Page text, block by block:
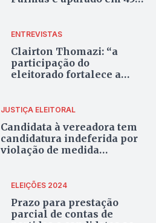
ENTREVISTAS
Clairton Thomazi: “a
participação do
eleitorado fortalece a
JUSTIÇA ELEITORAL
Candidata à vereadora tem
candidatura indeferida por
violação de medida
ELEIÇÕES 2024
Prazo para prestação
parcial de contas de